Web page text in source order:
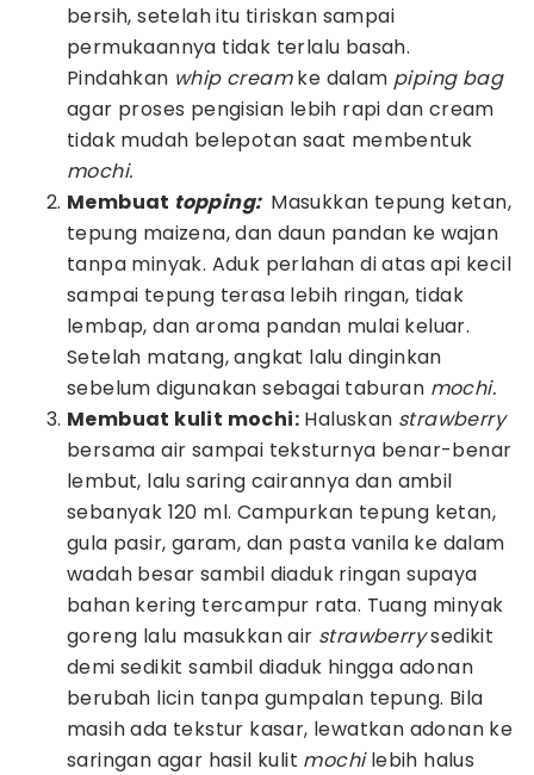
bersih, setelah itu tiriskan sampai
permukaannya tidak terlalu basah.
Pindahkan whip creamke dalam piping bag
agar proses pengisian lebih rapi dan cream
tidak mudah belepotan saat membentuk
mochi.
Membuat topping: Masukkan tepung ketan,
tepung maizena, dan daun pandan ke wajan
tanpa minyak. Aduk perlahan di atas api kecil
sampai tepung terasa lebih ringan, tidak
lembap, dan aroma pandan mulai keluar.
Setelah matang, angkat lalu dinginkan
sebelum digunakan sebagai taburan mochi.
Membuat kulit mochi: Haluskan strawberry
bersama air sampai teksturnya benar-benar
lembut, lalu saring cairannya dan ambil
sebanyak 120 ml. Campurkan tepung ketan,
gula pasir, garam, dan pasta vanila ke dalam
wadah besar sambil diaduk ringan supaya
bahan kering tercampur rata. Tuang minyak
goreng lalu masukkan air strawberrysedikit
demi sedikit sambil diaduk hingga adonan
berubah licin tanpa gumpalan tepung. Bila
masih ada tekstur kasar, lewatkan adonan ke
saringan agar hasil kulit mochilebih halus